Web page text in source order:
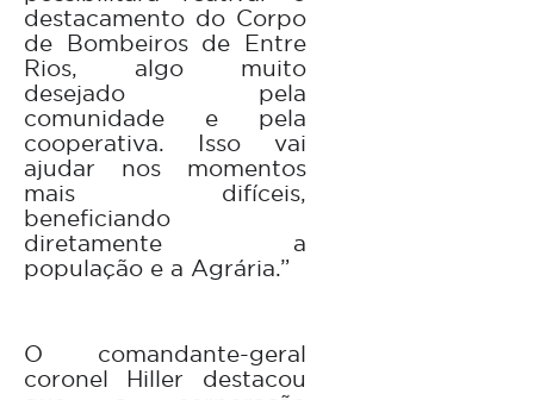
destacamento do Corpo
de Bombeiros de Entre
Rios, algo muito
desejado pela
comunidade e pela
cooperativa. Isso vai
ajudar nos momentos
mais difíceis,
beneficiando
diretamente a
população e a Agrária.”
O comandante-geral
coronel Hiller destacou